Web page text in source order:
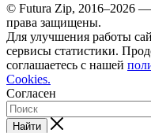
© Futura Zip, 2016–2026
права защищены.
Для улучшения работы
сервисы статистики.
соглашаетесь с нашей
Cookies.
Согласен
Найти